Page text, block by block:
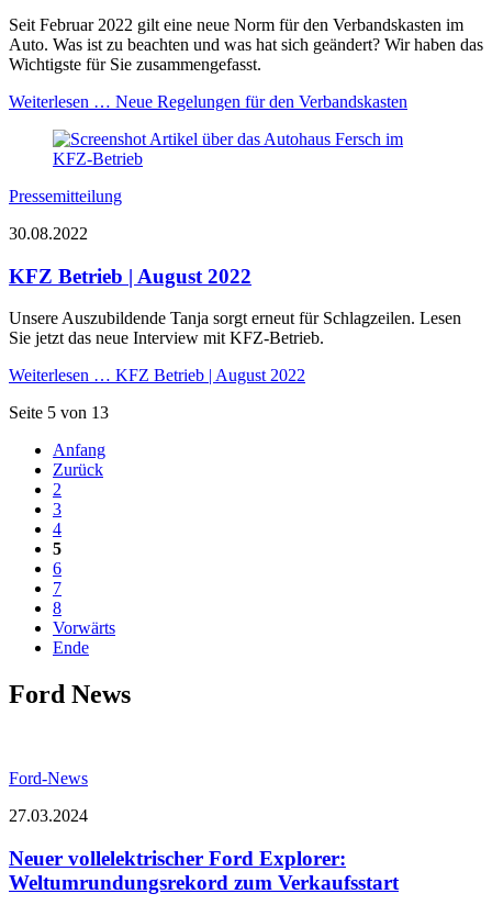
Seit Februar 2022 gilt eine neue Norm für den Verbandskasten im
Auto. Was ist zu beachten und was hat sich geändert? Wir haben das
Wichtigste für Sie zusammengefasst.
Weiterlesen … Neue Regelungen für den Verbandskasten
Pressemitteilung
30.08.2022
KFZ Betrieb | August 2022
Unsere Auszubildende Tanja sorgt erneut für Schlagzeilen. Lesen
Sie jetzt das neue Interview mit KFZ-Betrieb.
Weiterlesen … KFZ Betrieb | August 2022
Seite 5 von 13
Anfang
Zurück
2
3
4
5
6
7
8
Vorwärts
Ende
Ford News
Ford-News
27.03.2024
Neuer vollelektrischer Ford Explorer:
Weltumrundungsrekord zum Verkaufsstart